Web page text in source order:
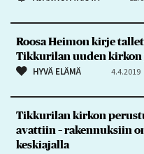
Roosa Heimon kirje
Tikkurilan uuden
HYVÄ ELÄMÄ 4.4.2019
Tikkurilan kirkon
avattiin – rakennuksiin
keskiajalla